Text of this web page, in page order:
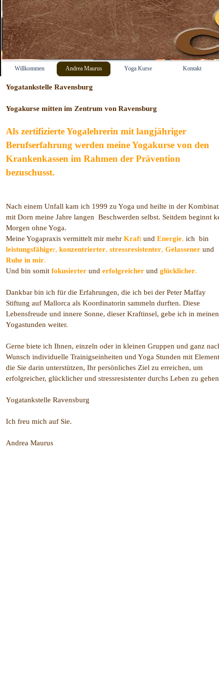
Willkommen Andrea Maurus Yoga Kurse Kontakt
Yogatankstelle Ravensburg
Yogakurse mitten im Zentrum von Ravensburg
Als zertifizierte Yogalehrerin mit langjähriger
Berufserfahrung werden meine Yogakurse von den
Krankenkassen im Rahmen der Prävention
bezuschusst.
Nach einem Unfall kam ich 1999 zu Yoga und heilte in der
mit Dorn meine Jahre langen Beschwerden selbst. Seitdem beginnt
Morgen ohne Yoga.
Meine Yogapraxis vermittelt mir mehr Kraft und Energie, ich bin
leistungsfähiger, konzentrierter, stressresistenter, Gelassenerund
Ruhe in mir.
Und bin somit fokusierter und erfolgreicher und glücklicher.
Dankbar bin ich für die Erfahrungen, die ich bei der Peter Maffay
Stiftung auf Mallorca als Koordinatorin sammeln durften. Diese
Lebensfreude und innere Sonne, dieser Kraftinsel, gebe ich in meinen
Yogastunden weiter.
Gerne biete ich Ihnen, einzeln oder in kleinen Gruppen und ganz
Wunsch individuelle Trainigseinheiten und Yoga Stunden mit
die Sie darin unterstützen, Ihr persönliches Ziel zu erreichen, um
erfolgreicher, glücklicher und stressresistenter durchs Leben zu
Yogatankstelle Ravensburg
Ich freu mich auf Sie.
Andrea Maurus